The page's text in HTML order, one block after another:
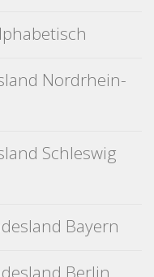
Nordrhein-
Schleswig
Bayern
Berlin